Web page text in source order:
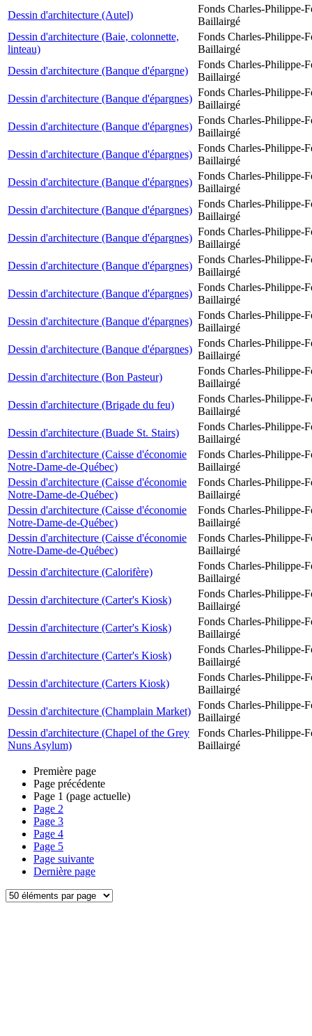
Dessin d'architecture (Autel)
Fonds Charles-Philippe-
Baillairgé
Dessin d'architecture (Baie, colonnette,
linteau)
Fonds Charles-Philippe-
Baillairgé
Dessin d'architecture (Banque d'épargne)
Fonds Charles-Philippe-
Baillairgé
Dessin d'architecture (Banque d'épargnes)
Fonds Charles-Philippe-
Baillairgé
Dessin d'architecture (Banque d'épargnes)
Fonds Charles-Philippe-
Baillairgé
Dessin d'architecture (Banque d'épargnes)
Fonds Charles-Philippe-
Baillairgé
Dessin d'architecture (Banque d'épargnes)
Fonds Charles-Philippe-
Baillairgé
Dessin d'architecture (Banque d'épargnes)
Fonds Charles-Philippe-
Baillairgé
Dessin d'architecture (Banque d'épargnes)
Fonds Charles-Philippe-
Baillairgé
Dessin d'architecture (Banque d'épargnes)
Fonds Charles-Philippe-
Baillairgé
Dessin d'architecture (Banque d'épargnes)
Fonds Charles-Philippe-
Baillairgé
Dessin d'architecture (Banque d'épargnes)
Fonds Charles-Philippe-
Baillairgé
Dessin d'architecture (Banque d'épargnes)
Fonds Charles-Philippe-
Baillairgé
Dessin d'architecture (Bon Pasteur)
Fonds Charles-Philippe-
Baillairgé
Dessin d'architecture (Brigade du feu)
Fonds Charles-Philippe-
Baillairgé
Dessin d'architecture (Buade St. Stairs)
Fonds Charles-Philippe-
Baillairgé
Dessin d'architecture (Caisse d'économie
Notre-Dame-de-Québec)
Fonds Charles-Philippe-
Baillairgé
Dessin d'architecture (Caisse d'économie
Notre-Dame-de-Québec)
Fonds Charles-Philippe-
Baillairgé
Dessin d'architecture (Caisse d'économie
Notre-Dame-de-Québec)
Fonds Charles-Philippe-
Baillairgé
Dessin d'architecture (Caisse d'économie
Notre-Dame-de-Québec)
Fonds Charles-Philippe-
Baillairgé
Dessin d'architecture (Calorifère)
Fonds Charles-Philippe-
Baillairgé
Dessin d'architecture (Carter's Kiosk)
Fonds Charles-Philippe-
Baillairgé
Dessin d'architecture (Carter's Kiosk)
Fonds Charles-Philippe-
Baillairgé
Dessin d'architecture (Carter's Kiosk)
Fonds Charles-Philippe-
Baillairgé
Dessin d'architecture (Carters Kiosk)
Fonds Charles-Philippe-
Baillairgé
Dessin d'architecture (Champlain Market)
Fonds Charles-Philippe-
Baillairgé
Dessin d'architecture (Chapel of the Grey
Nuns Asylum)
Fonds Charles-Philippe-
Baillairgé
Première page
Page précédente
Page 1 (page actuelle)
Page 2
Page 3
Page 4
Page 5
Page suivante
Dernière page